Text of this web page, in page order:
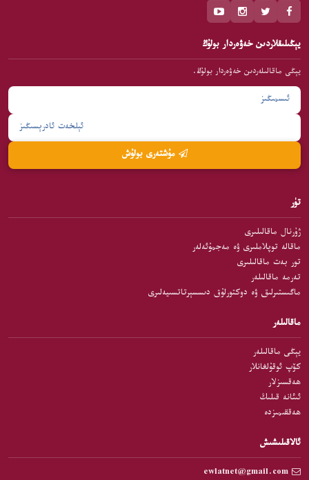
يېڭىلىقلاردىن خەۋەردار بولۇڭ
يېڭى ماقالىلەردىن خەۋەردار بولۇڭ.
تۈر
ژۇرنال ماقالىلىرى
ماقالە توپلاملىرى ۋە مەجمۇئەلەر
تور بەت ماقالىلىرى
تەرمە ماقالىلەر
ماگىستىرلىق ۋە دوكتورلۇق دىسسېرتاتسىيەلىرى
ماقالىلەر
يېڭى ماقالىلەر
كۆپ ئوقۇلغانلار
ھەقسىزلار
ئىئانە قىلىڭ
ھەققىمىزدە
ئالاقىلىشىش